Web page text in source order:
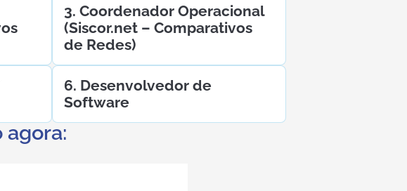
3. Coordenador Operacional
(Siscor.net – Comparativos
de Redes)
6. Desenvolvedor de
Software
agora: